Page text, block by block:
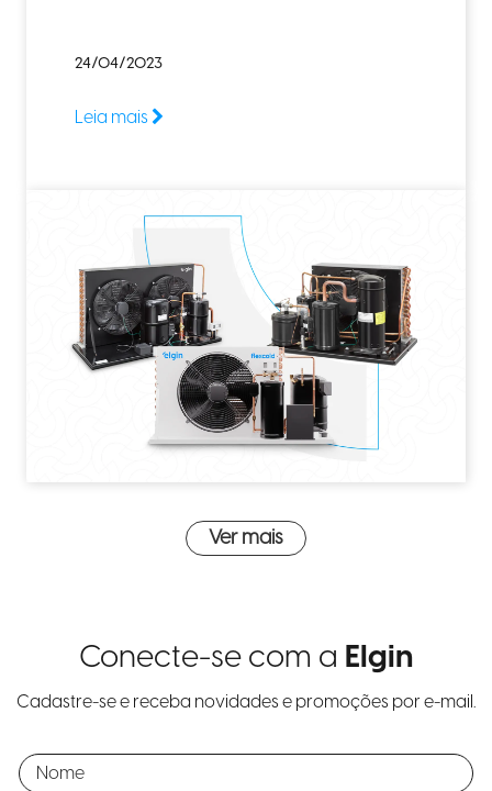
24/04/2023
Leia mais
Ver mais
Conecte-se com a Elgin
Cadastre-se e receba novidades e promoções por e-mail.